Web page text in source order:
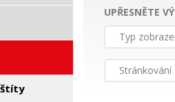
štíty
UPŘESNĚTE
Typ
Stránkování